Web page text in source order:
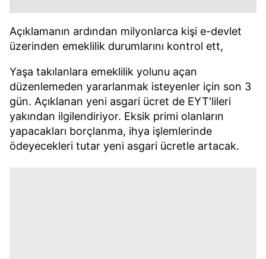
Açıklamanın ardından milyonlarca kişi e-devlet
üzerinden emeklilik durumlarını kontrol ett,
Yaşa takılanlara emeklilik yolunu açan
düzenlemeden yararlanmak isteyenler için son 3
gün. Açıklanan yeni asgari ücret de EYT'lileri
yakından ilgilendiriyor. Eksik primi olanların
yapacakları borçlanma, ihya işlemlerinde
ödeyecekleri tutar yeni asgari ücretle artacak.